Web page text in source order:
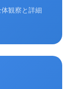
観察と詳細